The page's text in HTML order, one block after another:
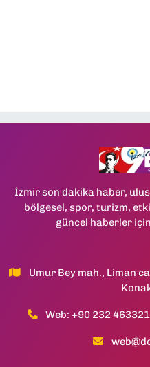
İzmir son dakika haber,
bölgesel, spor, turizm,
güncel haberler
Umur Bey mah., Liman
Web: +90 232